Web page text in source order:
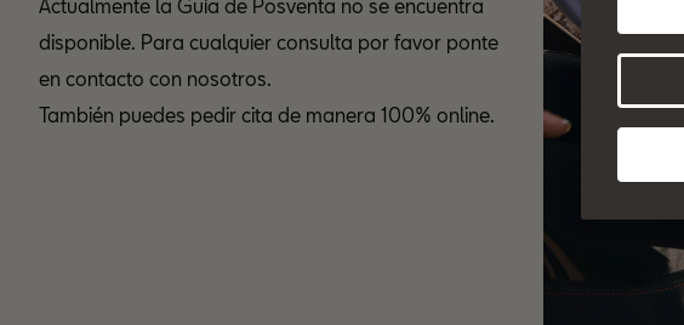
Actualmente la Guía de Posventa no se encuentra
disponible. Para cualquier consulta por favor ponte
en contacto con nosotros.
También puedes pedir cita de manera 100% online.